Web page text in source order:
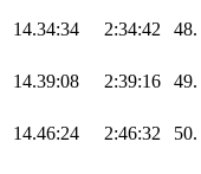
14.34:34 2:34:42 48.
14.39:08 2:39:16 49.
14.46:24 2:46:32 50.